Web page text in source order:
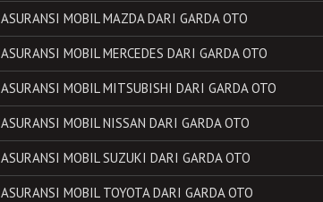
ASURANSI MOBIL MAZDA DARI GARDA OTO
ASURANSI MOBIL MERCEDES DARI GARDA OTO
ASURANSI MOBIL MITSUBISHI DARI GARDA OTO
ASURANSI MOBIL NISSAN DARI GARDA OTO
ASURANSI MOBIL SUZUKI DARI GARDA OTO
ASURANSI MOBIL TOYOTA DARI GARDA OTO